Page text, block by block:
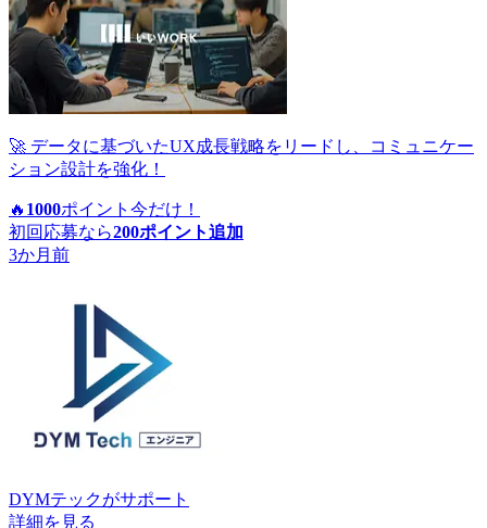
🚀 データに基づいたUX成長戦略をリードし、コミュニケー
ション設計を強化！
🔥 1000ポイント 今だけ！
初回応募なら200ポイント追加
3か月前
DYMテックがサポート
詳細を見る